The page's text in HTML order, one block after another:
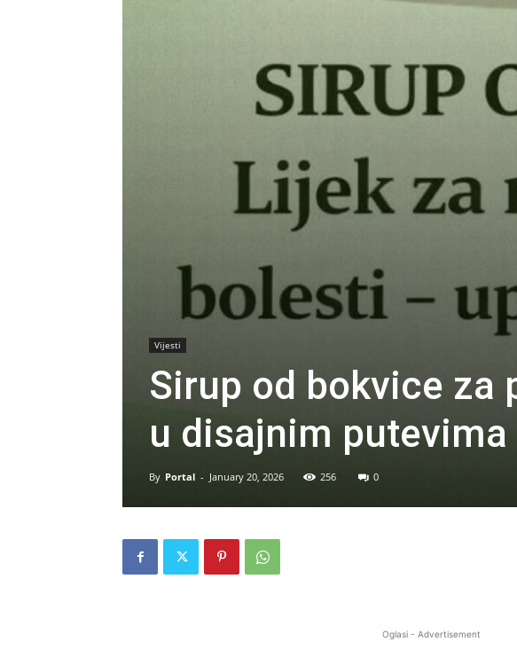
Vijesti
Sirup od bokvice za
u disajnim putevima
By Portal - January 20, 2026 256 0
Oglasi - Advertisement